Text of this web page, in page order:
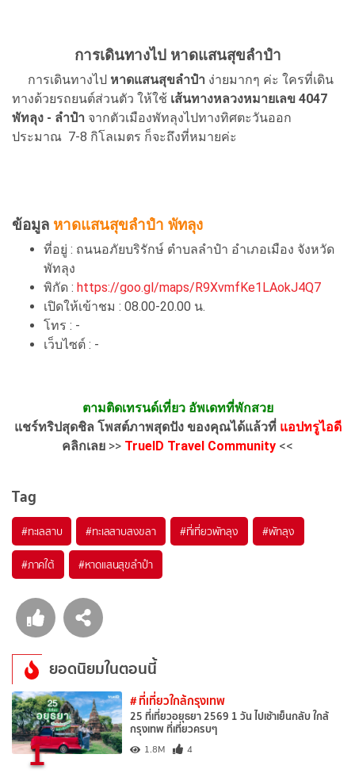
การเดินทางไป หาดแสนสุขลำปำ
การเดินทางไป หาดแสนสุขลำปำ ง่ายมากๆ ค่ะ ใครที่เดิน
ทางด้วยรถยนต์ส่วนตัว ให้ใช้ เส้นทางหลวงหมายเลข 4047
พัทลุง - ลำปำ จากตัวเมืองพัทลุงไปทางทิศตะวันออก
ประมาณ 7-8 กิโลเมตร ก็จะถึงที่หมายค่ะ
ข้อมูล หาดแสนสุขลำปำ พัทลุง
ที่อยู่ : ถนนอภัยบริรักษ์ ตำบลลำปำ อำเภอเมือง จังหวัด
พัทลุง
พิกัด : https://goo.gl/maps/R9XvmfKe1LAokJ4Q7
เปิดให้เข้าชม : 08.00-20.00 น.
โทร : -
เว็บไซต์ : -
ตามติดเทรนด์เที่ยว อัพเดทที่พักสวย
แชร์ทริปสุดชิล โพสต์ภาพสุดปัง ของคุณได้แล้วที่ แอปทรูไอดี
คลิกเลย >> TrueID Travel Community <<
Tag
#ทะเลสาบ #ทะเลสาบสงขลา #ที่เที่ยวพัทลุง #พัทลุง
#ภาคใต้ #หาดแสนสุขลำปำ
ยอดนิยมในตอนนี้
1
# ที่เที่ยวใกล้กรุงเทพ
25 ที่เที่ยวอยุธยา 2569 1 วัน ไปเช้าเย็นกลับ ใกล้
กรุงเทพ ที่เที่ยวครบๆ
1.8M 4